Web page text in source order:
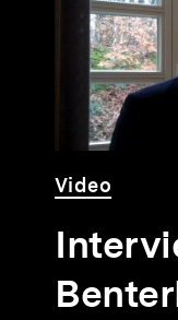
Video
Dauer
6
Min.
Video